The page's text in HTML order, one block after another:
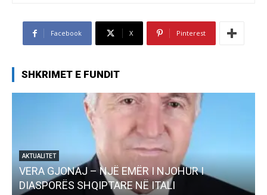
Facebook X Pinterest
SHKRIMET E FUNDIT
AKTUALITET
Pregaditi Gjin Musa-Rome- Shtator 2025